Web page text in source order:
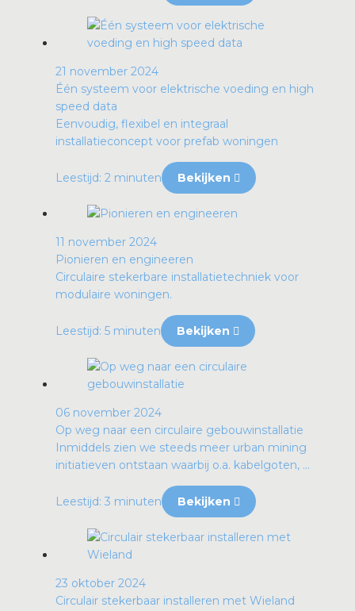
21 november 2024
Één systeem voor elektrische voeding en high
speed data
Eenvoudig, flexibel en integraal
installatieconcept voor prefab woningen
Leestijd: 2 minuten Bekijken
11 november 2024
Pionieren en engineeren
Circulaire stekerbare installatietechniek voor
modulaire woningen.
Leestijd: 5 minuten Bekijken
06 november 2024
Op weg naar een circulaire gebouwinstallatie
Inmiddels zien we steeds meer urban mining
initiatieven ontstaan waarbij o.a. kabelgoten, ...
Leestijd: 3 minuten Bekijken
23 oktober 2024
Circulair stekerbaar installeren met Wieland